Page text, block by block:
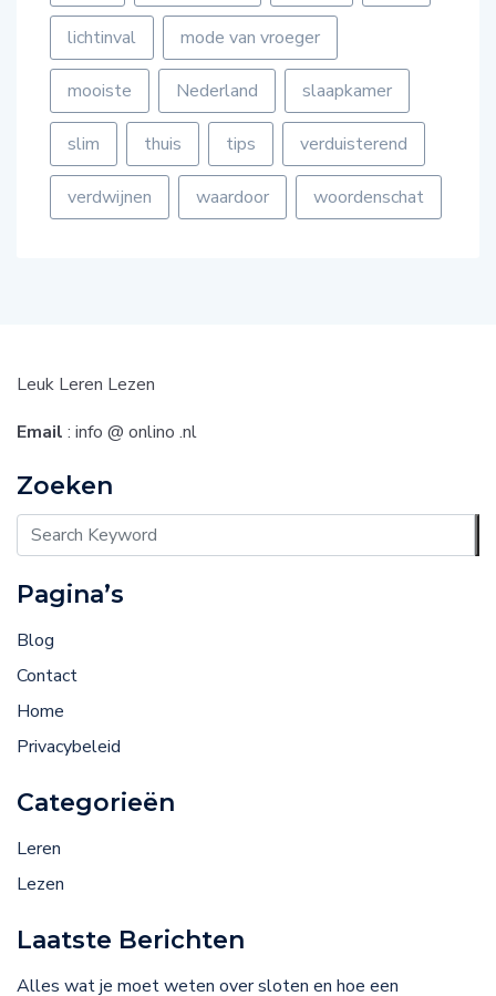
lichtinval mode van vroeger
mooiste Nederland slaapkamer
slim thuis tips verduisterend
verdwijnen waardoor woordenschat
Leuk Leren Lezen
Email : info @ onlino .nl
Zoeken
Pagina’s
Blog
Contact
Home
Privacybeleid
Categorieën
Leren
Lezen
Laatste Berichten
Alles wat je moet weten over sloten en hoe een